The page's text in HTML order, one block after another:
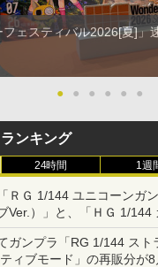
フェスティバル2026[夏]」
● ● ● ● ● ●
ンキング
24時間 1週
ＲＧ 1/144 ユニコーンガ
Ver.）」と、「ＨＧ 1/144
ガンプラ「RG 1/144 スト
ィブモード」の再販分が